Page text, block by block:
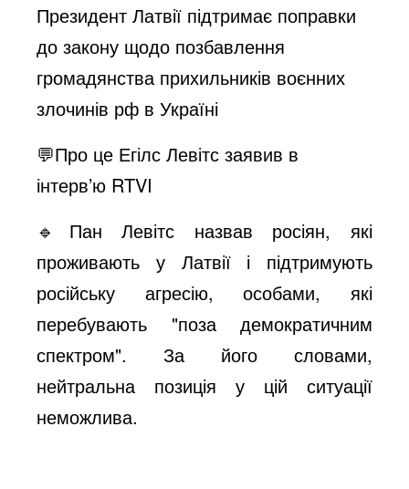
Президент Латвії підтримає поправки
до закону щодо позбавлення
громадянства прихильників воєнних
злочинів рф в Україні
💬Про це Егілс Левітс заявив в
інтерв’ю RTVI
🔹Пан Левітс назвав росіян, які
проживають у Латвії і підтримують
російську агресію, особами, які
перебувають "поза демократичним
спектром". За його словами,
нейтральна позиція у цій ситуації
неможлива.